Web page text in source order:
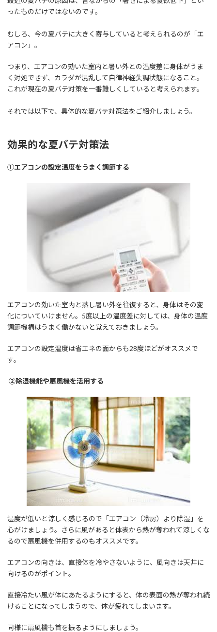
ったものだけではないのです。
むしろ、今の夏バテに大きく寄与していると考えられるのが「エ
アコン」。
つまり、エアコンの効いた室内と暑い外との温度差に身体がうま
く対処できず、カラダが混乱して自律神経失調状態になること。
これが現在の夏バテ対策を一番難しくしていると考えられます。
それでは以下で、具体的な夏バテ対策法をご紹介しましょう。
効果的な夏バテ対策法
①エアコンの設定温度をうまく調節する
エアコンの効いた室内と蒸し暑い外を往復すると、身体はその変
化についていけません。5度以上の温度差に対しては、身体の温度
調節機構はうまく働かないと覚えておきましょう。
エアコンの設定温度は省エネの面からも28度ほどがオススメで
す。
②除湿機能や扇風機を活用する
湿度が低いと涼しく感じるので「エアコン（冷房）より除湿」を
心がけましょう。さらに風があると体表から熱が奪われて涼しくな
るので扇風機を併用するのもオススメです。
エアコンの向きは、直接体を冷やさないように、風向きは天井に
向けるのがポイント。
直接冷たい風が体にあたるようにすると、体の表面の熱が奪われ続
けることになってしまうので、体が疲れてしまいます。
同様に扇風機も首を振るようにしましょう。